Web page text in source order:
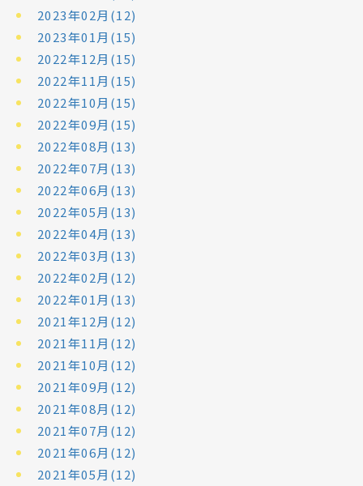
2023年02月(12)
2023年01月(15)
2022年12月(15)
2022年11月(15)
2022年10月(15)
2022年09月(15)
2022年08月(13)
2022年07月(13)
2022年06月(13)
2022年05月(13)
2022年04月(13)
2022年03月(13)
2022年02月(12)
2022年01月(13)
2021年12月(12)
2021年11月(12)
2021年10月(12)
2021年09月(12)
2021年08月(12)
2021年07月(12)
2021年06月(12)
2021年05月(12)